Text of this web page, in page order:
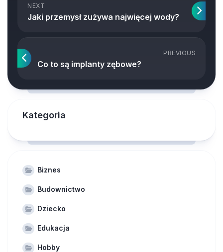
NEXT
Jaki przemysł zużywa najwięcej wody?
PREVIOUS
Co to są implanty zębowe?
Kategoria
Biznes
Budownictwo
Dziecko
Edukacja
Hobby